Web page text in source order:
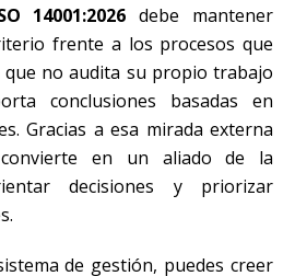
14001:2026 debe mantener
frente a los procesos que
que no audita su propio trabajo
conclusiones basadas en
Gracias a esa mirada externa
en un aliado de la
decisiones y priorizar
de gestión, puedes creer